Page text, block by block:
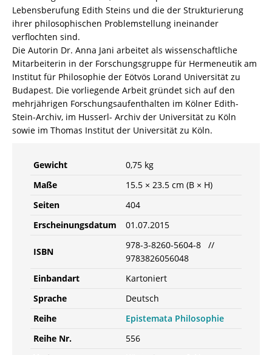
Lebensberufung Edith Steins und die der Strukturierung
ihrer philosophischen Problemstellung ineinander
verflochten sind.
Die Autorin Dr. Anna Jani arbeitet als wissenschaftliche
Mitarbeiterin in der Forschungsgruppe für Hermeneutik am
Institut für Philosophie der Eötvös Lorand Universität zu
Budapest. Die vorliegende Arbeit gründet sich auf den
mehrjährigen Forschungsaufenthalten im Kölner Edith-
Stein-Archiv, im Husserl- Archiv der Universität zu Köln
sowie im Thomas Institut der Universität zu Köln.
Gewicht
0,75 kg
Maße
15.5 × 23.5 cm (B × H)
Seiten
404
Erscheinungsdatum
01.07.2015
ISBN
978-3-8260-5604-8 //
9783826056048
Einbandart
Kartoniert
Sprache
Deutsch
Reihe
Epistemata Philosophie
Reihe Nr.
556